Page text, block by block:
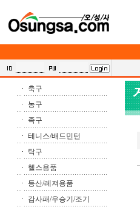
축구
농구
족구
테니스/배드민턴
탁구
헬스용품
등산/레져용품
감사패/우승기/조기